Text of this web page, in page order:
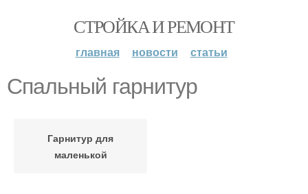
СТРОЙКА И РЕМОНТ
главная новости статьи
Спальный гарнитур
Гарнитур для
маленькой